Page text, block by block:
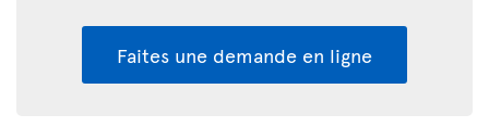
Faites une demande en ligne